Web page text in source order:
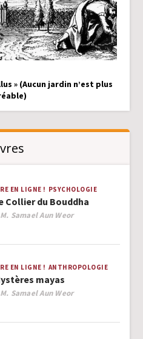
» (Aucun jardin n’est plus
EN LIGNE ! PSYCHOLOGIE
Collier du Bouddha
Samael Aun Weor
EN LIGNE ! ANTHROPOLOGIE
mayas
Samael Aun Weor